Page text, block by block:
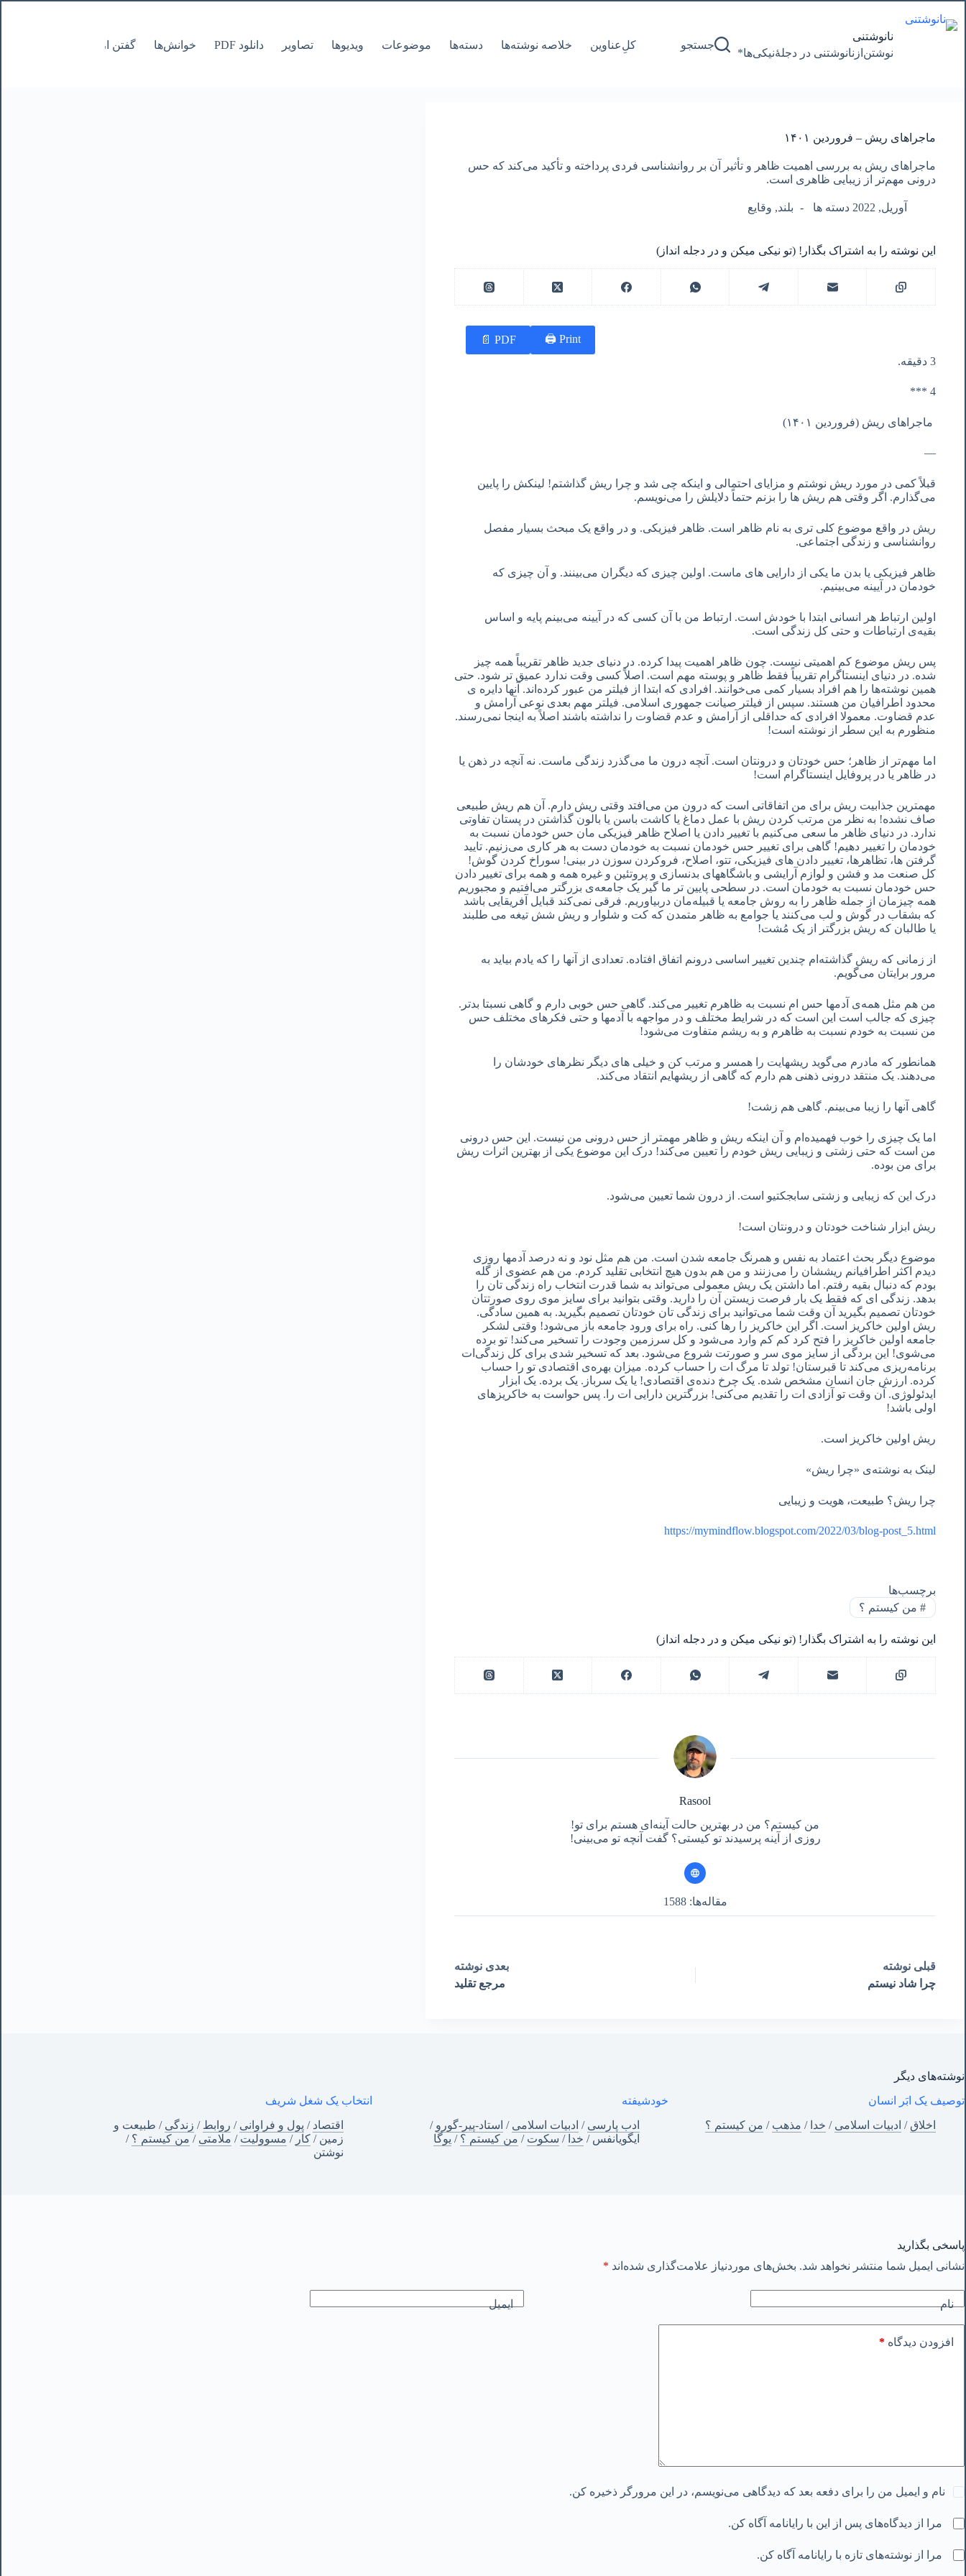
به
محتوا
نانوشتنی
نوشتن‌از‌نانوشتنی‌ در‌ دجلۀنیکی‌ها*
جستجو کل‌ِعناوین خلاصه نوشته‌ها دسته‌ها موضوعات ویدیوها تصاویر دانلود PDF خوانش‌ها گفتن از نانوشتنی
ماجراهای ریش – فروردین ١۴٠١
ماجراهای ریش به بررسی اهمیت ظاهر و تأثیر آن بر روانشناسی فردی پرداخته و تأکید می‌کند که حس
درونی مهم‌تر از زیبایی ظاهری است.
آوریل, 2022 دسته ها بلند, وقایع
این نوشته را به اشتراک بگذار! (تو نیکی میکن و در دجله انداز)
Print 🖨
PDF 📄
3 دقیقه.
4 ***
ماجراهای ریش (فروردین ١۴٠١)
—
قبلاً کمی در مورد ریش نوشتم و مزایای احتمالی و اینکه چی شد و چرا ریش گذاشتم! لینکش را پایین
می‌گذارم. اگر وقتی هم ریش ها را بزنم حتماً دلایلش را می‌نویسم.
ریش در واقع موضوع کلی تری به نام ظاهر است. ظاهر فیزیکی. و در واقع یک مبحث بسیار مفصل
روانشناسی و زندگی اجتماعی.
ظاهر فیزیکی یا بدن ما یکی از دارایی های ماست. اولین چیزی که دیگران می‌بینند. و آن چیزی که
خودمان در آیینه می‌بینیم.
اولین ارتباط هر انسانی ابتدا با خودش است. ارتباط من با آن کسی که در آیینه می‌بینم پایه و اساس
بقیه‌ی ارتباطات و حتی کل زندگی است.
پس ریش موضوع کم اهمیتی نیست. چون ظاهر اهمیت پیدا کرده. در دنیای جدید ظاهر تقریباً همه چیز
شده. در دنیای اینستاگرام تقریباً فقط ظاهر و پوسته مهم است. اصلاً کسی وقت ندارد عمیق تر شود. حتی
همین نوشته‌ها را هم افراد بسیار کمی می‌خوانند. افرادی که ابتدا از فیلتر من عبور کرده‌اند. آنها دایره ‌ی
محدود اطرافیان من هستند. سپس از فیلتر صیانت جمهوری اسلامی. فیلتر مهم بعدی نوعی آرامش و
عدم قضاوت. معمولا افرادی که حداقلی از آرامش و عدم قضاوت را نداشته باشند اصلاً به اینجا نمی‌رسند.
منظورم به این سطر از نوشته است!
اما مهم‌تر از ظاهر؛ حس خودتان و درونتان است. آنچه درون ما می‌گذرد زندگی ماست. نه آنچه در ذهن یا
در ظاهر یا در پروفایل اینستاگرام است!
مهمترین جذابیت ریش برای من اتفاقاتی است که درون من می‌افتد وقتی ریش دارم. آن هم ریش طبیعی
صاف نشده! به نظر من مرتب کردن ریش با عمل دماغ یا کاشت باسن یا بالون گذاشتن در پستان تفاوتی
ندارد. در دنیای ظاهر ما سعی می‌کنیم با تغییر دادن یا اصلاح ظاهر فیزیکی ‌مان حس خودمان نسبت به
خودمان را تغییر دهیم! گاهی برای تغییر حس خودمان نسبت به خودمان دست به هر کاری می‌زنیم. تایید
گرفتن ها، تظاهرها، تغییر دادن های فیزیکی، تتو، اصلاح، فروکردن سوزن در بینی! سوراخ کردن گوش!
کل صنعت مد و فشن و لوازم آرایشی و باشگاههای بدنسازی و پروتئین و غیره همه و همه برای تغییر دادن
حس خودمان نسبت به خودمان است. در سطحی پایین تر ما گیر یک جامعه‌ی بزرگتر می‌افتیم و مجبوریم
همه چیزمان از جمله ظاهر را به روش جامعه یا قبیله‌مان دربیاوریم. فرقی نمی‌کند قبایل آفریقایی باشد
که بشقاب در گوش و لب می‌کنند یا جوامع به ظاهر متمدن که کت و شلوار و ریش شش تیغه می طلبند
یا طالبان که ریش بزرگتر از یک مُشت!
از زمانی که ریش گذاشته‌ام چندین تغییر اساسی درونم اتفاق افتاده. تعدادی از آنها را که یادم بیاید به
مرور برایتان می‌گویم.
من هم مثل همه‌ی آدمها حس ام نسبت به ظاهرم تغییر می‌کند. گاهی حس خوبی دارم و گاهی نسبتا بدتر.
چیزی که جالب است این است که در شرایط مختلف و در مواجهه با آدمها و حتی فکرهای مختلف حس
من نسبت به خودم نسبت به ظاهرم و به ریشم متفاوت می‌شود!
همانطور که مادرم می‌گوید ریشهایت را همسر و مرتب کن و خیلی های دیگر نظرهای خودشان را
می‌دهند. یک منتقد درونی ذهنی هم دارم که گاهی از ریشهایم انتقاد می‌کند.
گاهی آنها را زیبا می‌بینم. گاهی هم زشت!
اما یک چیزی را خوب فهمیده‌ام و آن اینکه ریش و ظاهر مهمتر از حس درونی من نیست. این حس درونی
من است که حتی زشتی و زیبایی ریش خودم را تعیین می‌کند! درک این موضوع یکی از بهترین اثرات ریش
برای من بوده.
درک این که زیبایی و زشتی سابجکتیو است. از درون شما تعیین می‌شود.
ریش ابزار شناخت خودتان و درونتان است!
موضوع دیگر بحث اعتماد به نفس و همرنگ جامعه شدن است. من هم مثل نود و نه درصد آدمها روزی
دیدم اکثر اطرافیانم ریششان را می‌زنند و من هم بدون هیچ انتخابی تقلید کردم. من هم عضوی از گله
بودم که دنبال بقیه رفتم. اما داشتن یک ریش معمولی می‌تواند به شما قدرت انتخاب راه زندگی تان را
بدهد. زندگی ای که فقط یک بار فرصت زیستن آن را دارید. وقتی بتوانید برای سایز موی روی صورتتان
خودتان تصمیم بگیرید آن وقت شما می‌توانید برای زندگی تان خودتان تصمیم بگیرید. به همین سادگی.
ریش اولین خاکریز است. اگر این خاکریز را رها کنی. راه برای ورود جامعه باز می‌شود! وقتی لشکر
جامعه اولین خاکریز را فتح کرد کم کم وارد می‌شود و کل سرزمین وجودت را تسخیر می‌کند! تو برده
می‌شوی! این بردگی از سایز موی سر و صورتت شروع می‌شود. بعد که تسخیر شدی برای کل زندگی‌ات
برنامه‌ریزی می‌کند تا قبرستان! تولد تا مرگ ات را حساب کرده. میزان بهره‌ی اقتصادی تو را حساب
کرده. ارزش جان انسان مشخص شده. یک چرخ دنده‌ی اقتصادی! یا یک سرباز. یک برده. یک ابزار
ایدئولوژی. آن وقت تو آزادی ات را تقدیم می‌کنی! بزرگترین دارایی ات را. پس حواست به خاکریزهای
اولی باشد!
ریش اولین خاکریز است.
لینک به نوشته‌ی «چرا ریش»
چرا ریش؟ طبیعت، هویت و زیبایی
https://mymindflow.blogspot.com/2022/03/blog-post_5.html
برچسب‌ها
#من‌ کیستم ؟
این نوشته را به اشتراک بگذار! (تو نیکی میکن و در دجله انداز)
Rasool
من کیستم؟ من در بهترین حالت آینه‌ای هستم برای تو!
روزی از آینه پرسیدند تو کیستی؟ گفت آنچه تو می‌بینی!
مقاله‌ها: 1588
قبلی نوشته
چرا شاد نیستم
بعدی نوشته
مرجع تقلید
نوشته‌های‌ دیگر
توصیف یک ابَر انسان
اخلاق / ادبیات اسلامی / خدا / مذهب / من‌ کیستم ؟
خودشیفته
ادب پارسی / ادبیات اسلامی / استاد-پیر-گورو /
ایگویانفس / خدا / سکوت / من‌ کیستم ؟ / یوگا
انتخاب یک شغل شریف
اقتصاد / پول و فراوانی / روابط / زندگی / طبیعت و
زمین / کار / مسوولیت / ملامتی / من‌ کیستم ؟ /
نوشتن
پاسخی بگذارید
نشانی ایمیل شما منتشر نخواهد شد. بخش‌های موردنیاز علامت‌گذاری شده‌اند *
نام ایمیل
افزودن دیدگاه *
نام و ایمیل من را برای دفعه بعد که دیدگاهی می‌نویسم، در این مرورگر ذخیره کن.
مرا از دیدگاه‌های پس از این با رایانامه آگاه کن.
مرا از نوشته‌های تازه با رایانامه آگاه کن.